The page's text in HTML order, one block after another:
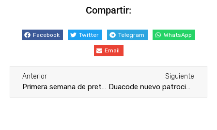
Compartir:
Facebook Twitter Telegram WhatsApp
Email
Anterior
Primera semana de pretemporada para el 5 CORUÑA FS «B»
Siguiente
Duacode nuevo patrocinador de la Sección Femenina del 5 Coruña Fútbol Sala